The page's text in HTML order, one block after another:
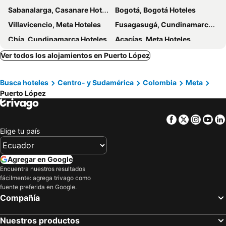
Sabanalarga, Casanare Hoteles
Bogotá, Bogotá Hoteles
Villavicencio, Meta Hoteles
Fusagasugá, Cundinamarca Hoteles
Chía, Cundinamarca Hoteles
Acacías, Meta Hoteles
Guatavita, Cundinamarca Hoteles
Granada, Meta Hoteles
Medellín, Antioquia Hoteles
San Andrés, San Andrés, Providencia and Santa Catalina Hoteles
Santa Marta, Magdalena Hoteles
Ipiales, Nariño Hoteles
Cali, Valle del Cauca Hoteles
Barranquilla, Atlántico Hoteles
Ver todos los alojamientos en Puerto López
Busca hoteles Centro- y Sudamérica Colombia
Meta
Puerto López
Facebook
Twitter
Elige tu país
Agregar en Google
Encuentra nuestros resultados
fácilmente: agrega trivago como
fuente preferida en Google.
Compañía
Nuestros productos